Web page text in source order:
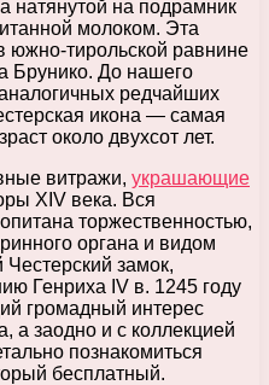
натянутой на подрамник
молоком. Эта
южно-тирольской равнине
Брунико. До нашего
редчайших
икона — самая
около двухсот лет.
витражи, украшающие
XIV века. Вся
торжественностью,
органа и видом
замок,
Генриха IV в. 1245 году
громадный интерес
а заодно и с коллекцией
познакомиться
бесплатный.